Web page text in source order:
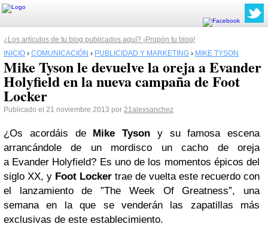
¿Los artículos de tu blog publicados aquí? ¡Propón tu blog!
INICIO › COMUNICACIÓN › PUBLICIDAD Y MARKETING › MIKE TYSON
Mike Tyson le devuelve la oreja a Evander
Holyfield en la nueva campaña de Foot
Locker
Publicado el 21 noviembre 2013 por 21alexsanchez
¿Os acordáis de Mike Tyson y su famosa escena
arrancándole de un mordisco un cacho de oreja
a Evander Holyfield? Es uno de los momentos épicos del
siglo XX, y Foot Locker trae de vuelta este recuerdo con
el lanzamiento de ”The Week Of Greatness”, una
semana en la que se venderán las zapatillas más
exclusivas de este establecimiento.